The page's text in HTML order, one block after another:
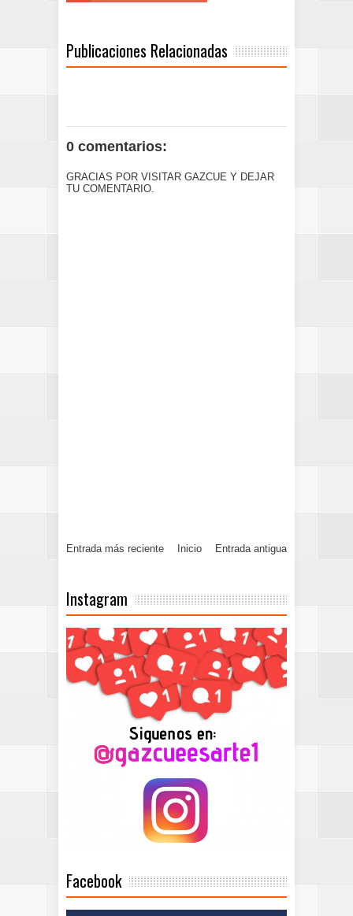
Publicaciones Relacionadas
0 comentarios:
GRACIAS POR VISITAR GAZCUE Y DEJAR
TU COMENTARIO.
Entrada más reciente Entrada antigua
Inicio
Instagram
Facebook